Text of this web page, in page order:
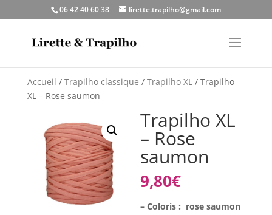
06 42 40 60 38 lirette.trapilho@gmail.com
Accueil / Trapilho classique / Trapilho XL/ Trapilho
XL – Rose saumon
Trapilho XL
– Rose
saumon
9,80€
– Coloris : rose saumon